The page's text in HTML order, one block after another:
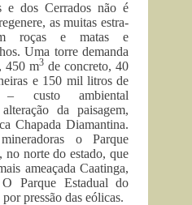
e dos Cerrados não é
as muitas estra­
roças e matas e
Uma torre demanda
450 m3 de concreto, 40
e 150 mil litros de
custo ambiental
da paisagem,
Chapada Diamanti­na.
o Parque
norte do estado, que
ameaçada Caatinga,
Parque Estadual do
pressão das eólicas.